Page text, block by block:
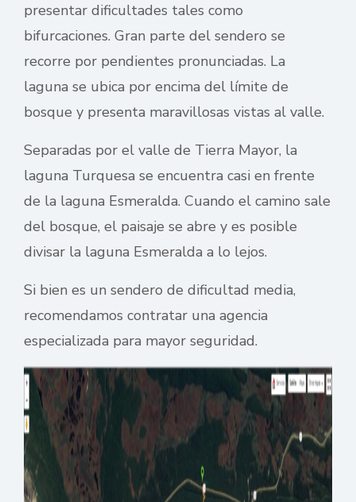
presentar dificultades tales como
bifurcaciones. Gran parte del sendero se
recorre por pendientes pronunciadas. La
laguna se ubica por encima del límite de
bosque y presenta maravillosas vistas al valle.
Separadas por el valle de Tierra Mayor, la
laguna Turquesa se encuentra casi en frente
de la laguna Esmeralda. Cuando el camino sale
del bosque, el paisaje se abre y es posible
divisar la laguna Esmeralda a lo lejos.
Si bien es un sendero de dificultad media,
recomendamos contratar una agencia
especializada para mayor seguridad.